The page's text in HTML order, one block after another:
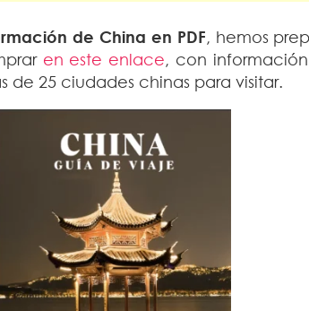
de China en PDF, hemos
en este enlace, con
de 25 ciudades chinas para visitar.